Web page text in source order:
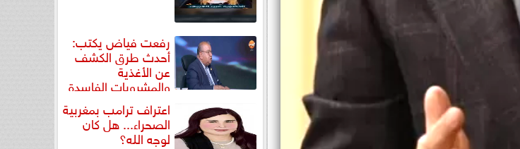
رفعت فياض يكتب:
أحدث طرق الكشف
عن الأغذية
والمشروبات الفاسدة
اعتراف ترامب بمغربية
الصحراء... هل كان
لوجه الله؟